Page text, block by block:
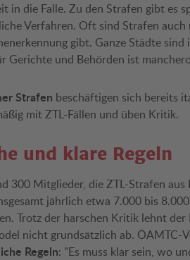
in die Falle. Zu den Strafen gibt es
Verfahren. Oft sind Strafen
gibt. Ganze Städte
und Behörden ist
Strafen beschäftigen sich bereits
mit ZTL-Fällen und üben Kritik.
und klare Regeln
300 Mitglieder, die ZTL-Strafen aus
jährlich etwa 7.000 bis
Trotz der harschen Kritik lehnt
nicht grundsätzlich ab. ÖAMTC-
Regeln: "Es muss klar sein, wo